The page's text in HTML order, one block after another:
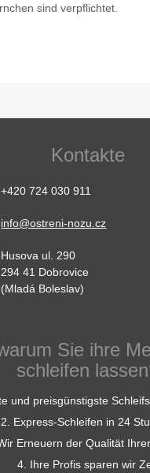
sind verpflichtet.
Kontakte
+420 724 030 911
info@ostreni-nozu.cz
Husova ul. 290
294 41 Dobrovice
(Mladá Boleslav)
Sie ihre
schleifen
und preisgünstigste
2. Express-Schleifen in 24
Erneuern der Qualität
4. Ihre Profis sparen wir